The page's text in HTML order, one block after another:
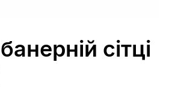
сітці